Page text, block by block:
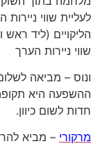
לעליית שווי
הליקויים (ליד
שווי ניירות הערך
ונוס – מביאה
ההשפעה היא
חדות לשום כיוון.
מרקורי – מביא